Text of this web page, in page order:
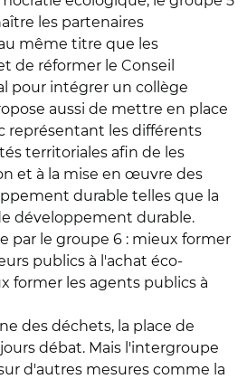
les partenaires
même titre que les
de réformer le Conseil
pour intégrer un collège
aussi de mettre en place
représentant les différents
territoriales afin de les
et à la mise en œuvre des
durable telles que la
développement durable.
par le groupe 6 : mieux former
publics à l'achat éco-
former les agents publics à
des déchets, la place de
débat. Mais l'intergroupe
d'autres mesures comme la